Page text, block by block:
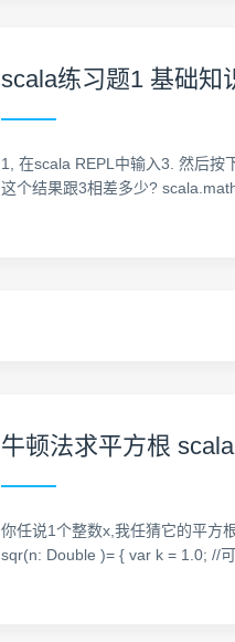
scala练习题1 基础知
1, 在scala REPL中输入3. 然后
这个结果跟3相差多少?
牛顿法求平方根 scala
你任说1个整数x,我任猜它的平方
sqr(n: Double )= { var k = 1.0; //